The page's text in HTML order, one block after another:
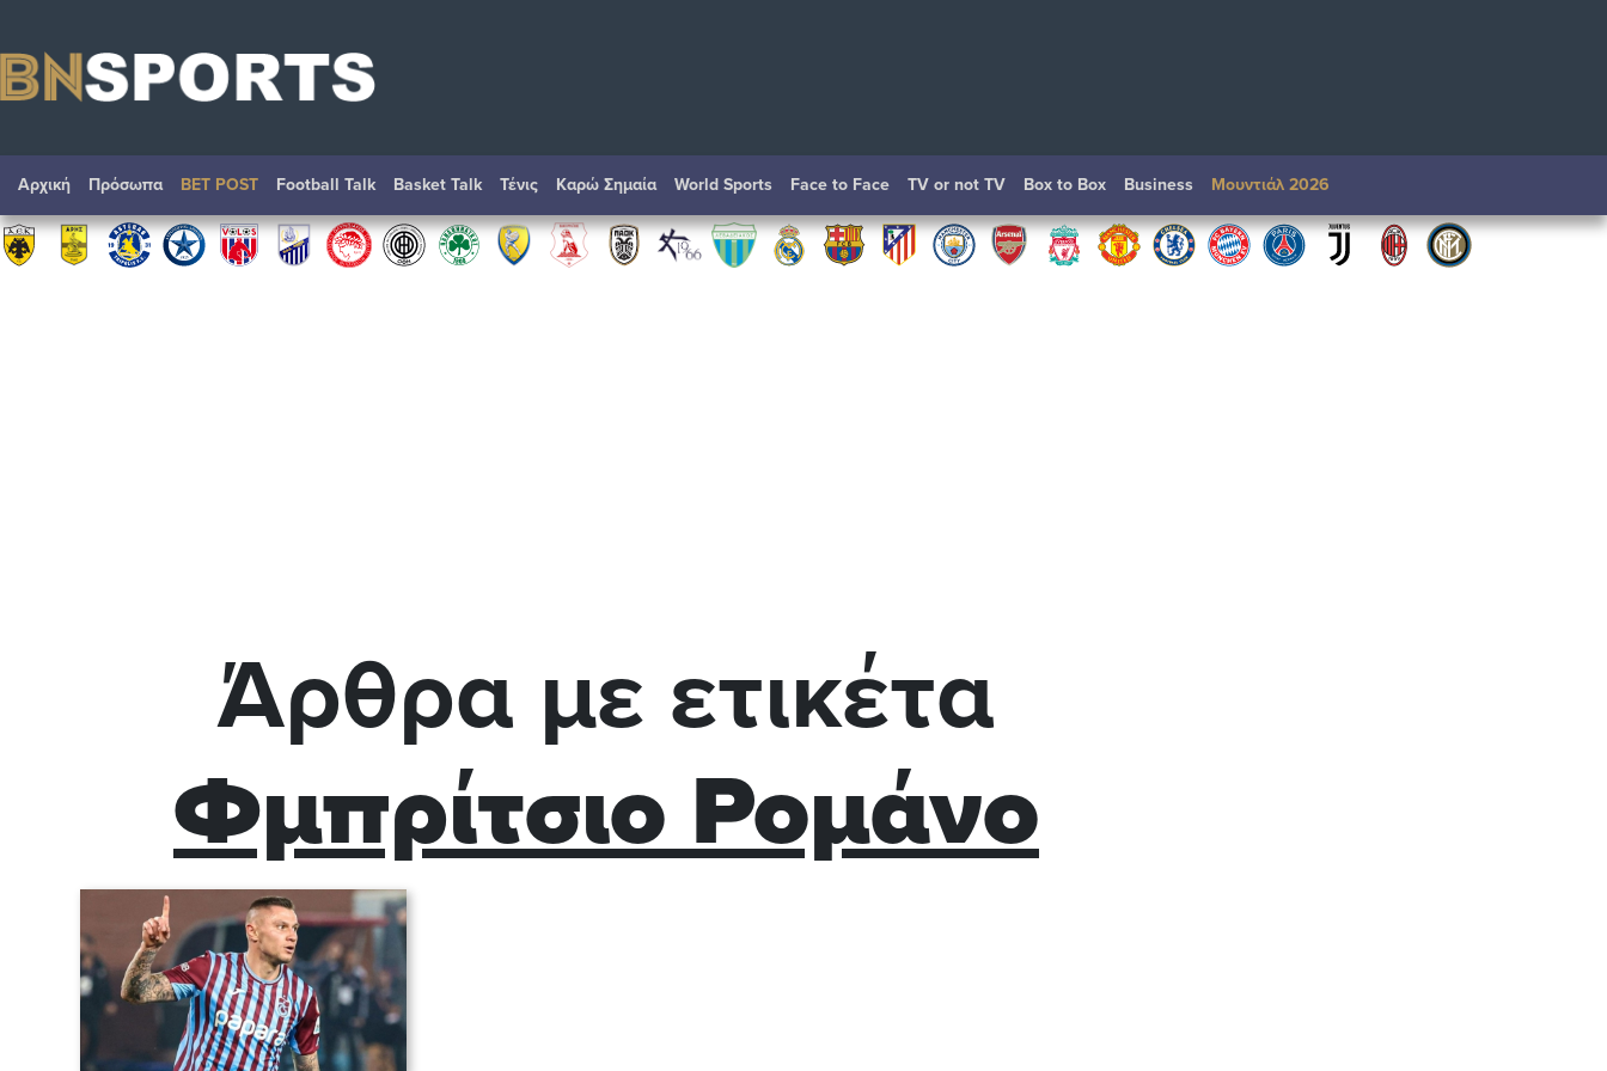
Αρχική Πρόσωπα BET POST Football Talk Basket Talk Τένις Καρώ Σημαία World Sports Face to Face TV or not TV Box to Box Βusiness Μουντιάλ 2026
Άρθρα με ετικέτα
Φμπρίτσιο Ρομάνο